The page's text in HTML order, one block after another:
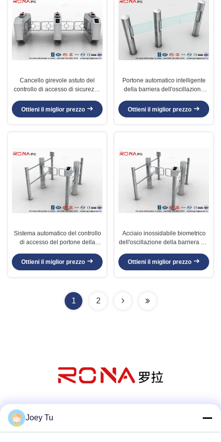
Cancello girevole astuto del
controllo di accesso di sicurezza
dell'oscillazione di RFID del
portone automatico della barriera
Ottieni il miglior prezzo
Portone automatico intelligente
della barriera dell'oscillazione
alluminio con la gente che conta i
sistemi
Ottieni il miglior prezzo
Sistema automatico del controllo
di accesso del portone della
dell'entrata pedonale con acciaio
Ottieni il miglior prezzo
Acciaio inossidabile biometrico
dell'oscillazione della barriera del
del doppio per il centro di forma
Ottieni il miglior prezzo
1 2
Joey Tu